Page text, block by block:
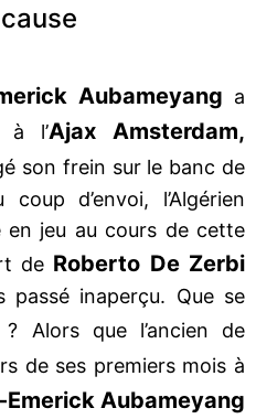
Aubameyang a
à l’Ajax Amsterdam,
son frein sur le banc de
d’envoi, l’Algérien
en jeu au cours de cette
de Roberto De Zerbi
passé inaperçu. Que se
? Alors que l’ancien de
de ses premiers mois à
Emerick Aubameyang